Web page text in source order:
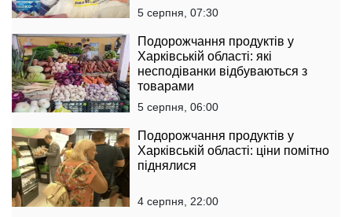
5 серпня, 07:30
Подорожчання продуктів у
Харківській області: які
несподіванки відбуваються з
товарами
5 серпня, 06:00
Подорожчання продуктів у
Харківській області: ціни помітно
піднялися
4 серпня, 22:00